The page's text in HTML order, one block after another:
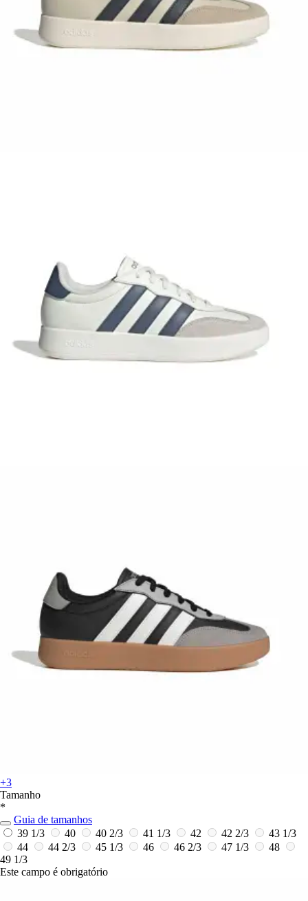
+3
Tamanho
*
Guia de tamanhos
39 1/3
40 40 2/3 41 1/3 42 42 2/3
43 1/3
44
44 2/3 45 1/3 46 46 2/3 47 1/3
48
49 1/3
Este campo é obrigatório